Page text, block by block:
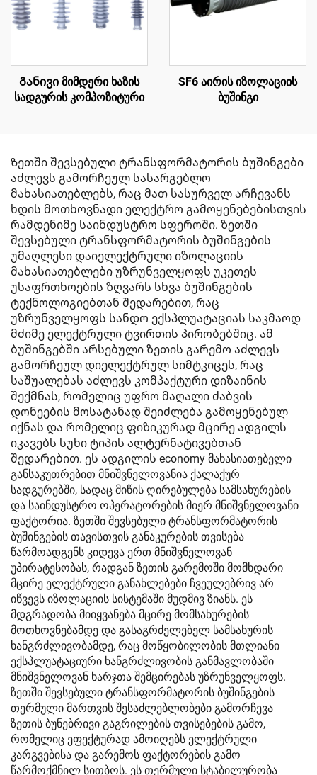
Განივი მიმდერი ხაზის
სადგურის კომპოზიტური
SF6 აირის იზოლაციის
ბუშინგი
Ზეთში შევსებული ტრანსფორმატორის ბუშინგები
აძლევს გამორჩეულ სასარგებლო
მახასიათებლებს, რაც მათ სასურველ არჩევანს
ხდის მოთხოვნადი ელექტრო გამოყენებებისთვის
რამდენიმე საინდუსტრო სფეროში. ზეთში
შევსებული ტრანსფორმატორის ბუშინგების
უმაღლესი დაიელექტრული იზოლაციის
მახასიათებლები უზრუნველყოფს უკეთეს
უსაფრთხოების ზღვარს სხვა ბუშინგების
ტექნოლოგიებთან შედარებით, რაც
უზრუნველყოფს სანდო ექსპლუატაციას საკმაოდ
მძიმე ელექტრული ტვირთის პირობებშიც. ამ
ბუშინგებში არსებული ზეთის გარემო აძლევს
გამორჩეულ დიელექტრულ სიმტკიცეს, რაც
საშუალებას აძლევს კომპაქტური დიზაინის
შექმნას, რომელიც უფრო მაღალი ძაბვის
დონეების მოსატანად შეიძლება გამოყენებულ
იქნას და რომელიც ფიზიკურად მცირე ადგილს
იკავებს სუხი ტიპის ალტერნატივებთან
შედარებით. ეს ადგილის economy მახასიათებელი
განსაკუთრებით მნიშვნელოვანია ქალაქურ
სადგურებში, სადაც მიწის ღირებულება სამსახურების
და საინდუსტრო ოპერატორების მიერ მნიშვნელოვანი
ფაქტორია. ზეთში შევსებული ტრანსფორმატორის
ბუშინგების თავისთვის განაკურების თვისება
წარმოადგენს კიდევა ერთ მნიშვნელოვან
უპირატესობას, რადგან ზეთის გარემოში მომხდარი
მცირე ელექტრული განახლებები ჩვეულებრივ არ
იწვევს იზოლაციის სისტემაში მუდმივ ზიანს. ეს
მდგრადობა მიიყვანება მცირე მომსახურების
მოთხოვნებამდე და გასაგრძელებელ სამსახურის
ხანგრძლივობამდე, რაც მოწყობილობის მთლიანი
ექსპლუატაციური ხანგრძლივობის განმავლობაში
მნიშვნელოვან ხარჯთა შემცირებას უზრუნველყოფს.
ზეთში შევსებული ტრანსფორმატორის ბუშინგების
თერმული მართვის შესაძლებლობები გამორჩევა
ზეთის ბუნებრივი გაგრილების თვისებების გამო,
რომელიც ეფექტურად ამოიღებს ელექტრული
კარგვებისა და გარემოს ფაქტორების გამო
წარმოქმნილ სითბოს. ეს თერმული სტაბილურობა